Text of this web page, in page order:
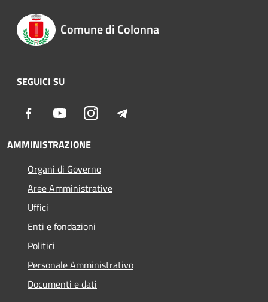
Comune di Colonna
SEGUICI SU
Facebook YoutubeInstagram
AMMINISTRAZIONE
Organi di Governo
Aree Amministrative
Uffici
Enti e fondazioni
Politici
Personale Amministrativo
Documenti e dati